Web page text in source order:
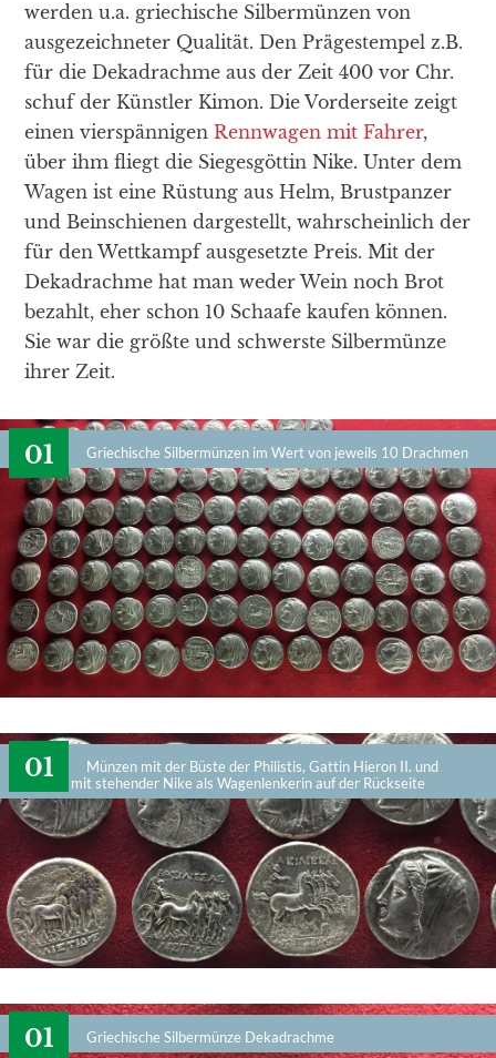
werden u.a. griechische Silbermünzen von
ausgezeichneter Qualität. Den Prägestempel z.B.
für die Dekadrachme aus der Zeit 400 vor Chr.
schuf der Künstler Kimon. Die Vorderseite zeigt
einen vierspännigenRennwagen mit Fahrer,
über ihm fliegt die Siegesgöttin Nike. Unter dem
Wagen ist eine Rüstung aus Helm, Brustpanzer
und Beinschienen dargestellt, wahrscheinlich der
für den Wettkampf ausgesetzte Preis. Mit der
Dekadrachme hat man weder Wein noch Brot
bezahlt, eher schon 10 Schaafe kaufen können.
Sie war die größte und schwerste Silbermünze
ihrer Zeit.
Griechische Silbermünzen im Wert von jeweils 10 Drachmen
Münzen mit der Büste der Philistis, Gattin Hieron II. und
Quadriga mit stehender Nike als Wagenlenkerin auf der Rückseite
Griechische Silbermünze Dekadrachme